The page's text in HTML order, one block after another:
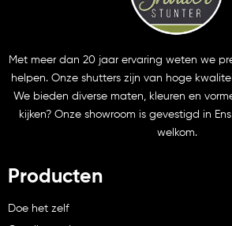
Producten
Doe het zelf
Met meer dan 20 jaar ervaring weten we
helpen. Onze shutters zijn van hoge
We bieden diverse maten, kleuren en
kijken? Onze showroom is gevestigd in
welkom.